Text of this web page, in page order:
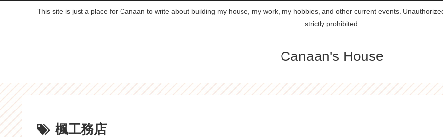
This site is just a place for Canaan to write about building my house, my work, my hobbies, and other current events.
strictly prohibited.
Canaan's House
楓工務店